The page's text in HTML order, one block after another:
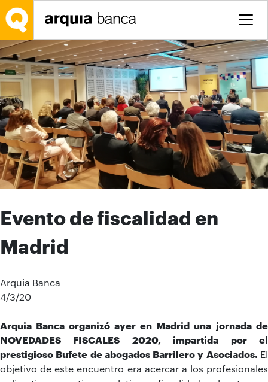
Salta al contingut principal
Evento de fiscalidad en
Madrid
Arquia Banca
4/3/20
Arquia Banca organizó ayer en Madrid una jornada de
NOVEDADES FISCALES 2020, impartida por el
prestigioso Bufete de abogados Barrilero y Asociados. El
objetivo de este encuentro era acercar a los profesionales